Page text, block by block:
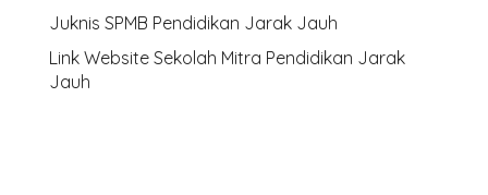
Juknis SPMB Pendidikan Jarak Jauh
Link Website Sekolah Mitra Pendidikan Jarak
Jauh